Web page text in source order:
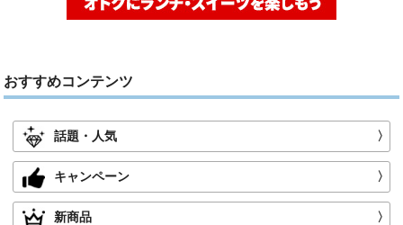
おすすめコンテンツ
話題・人気 〉
キャンペーン 〉
新商品 〉